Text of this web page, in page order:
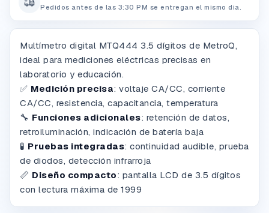
Pedidos antes de las 3:30 PM se entregan el mismo dia.
Multímetro digital MTQ444 3.5 dígitos de MetroQ,
ideal para mediciones eléctricas precisas en
laboratorio y educación.
✅ Medición precisa: voltaje CA/CC, corriente
CA/CC, resistencia, capacitancia, temperatura
🔧 Funciones adicionales: retención de datos,
retroiluminación, indicación de batería baja
🧪 Pruebas integradas: continuidad audible, prueba
de diodos, detección infrarroja
📏 Diseño compacto: pantalla LCD de 3.5 dígitos
con lectura máxima de 1999